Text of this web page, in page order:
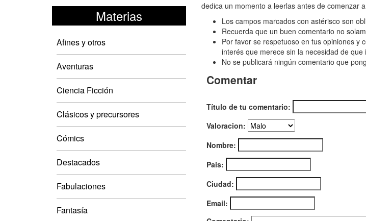
Materias
Afines y otros
Aventuras
Ciencia Ficción
Clásicos y precursores
Cómics
Destacados
Fabulaciones
Fantasía
una
tonta
por
quererte
dedica un momento a leerlas antes de comenzar
Los campos marcados con astérisco son
Recuerda que un buen comentario no
Por favor se respetuoso en tus opiniones y
interés que merece sin la necesidad de
No se publicará ningún comentario que
Comentar
Título de tu comentario:
Valoracion:
Nombre:
Pais:
Ciudad:
Email: